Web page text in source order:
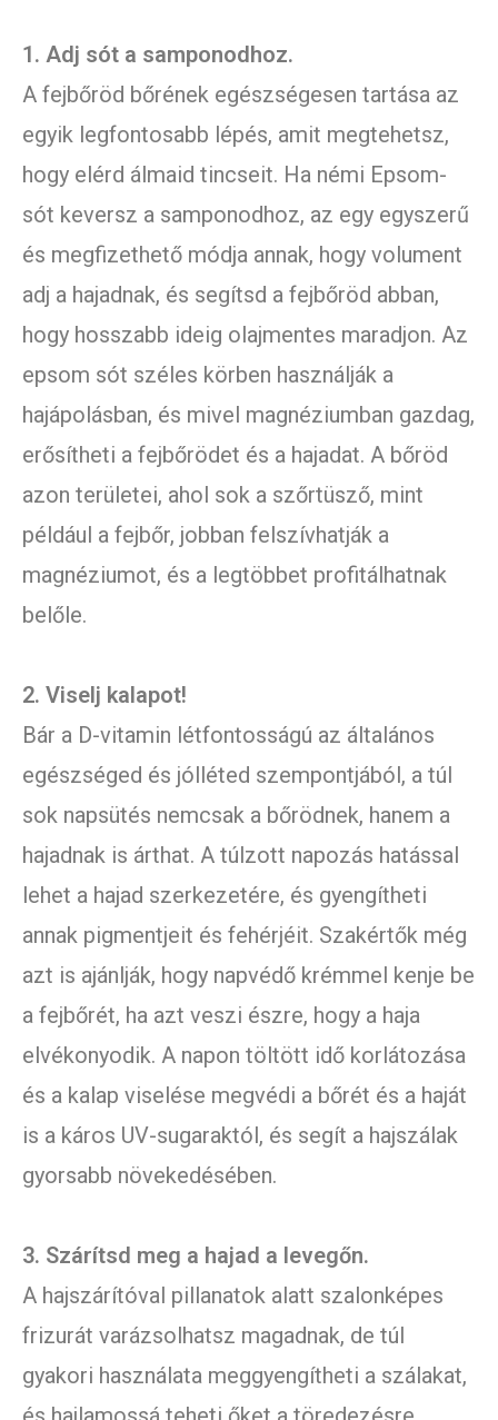
1. Adj sót a samponodhoz.
A fejbőröd bőrének egészségesen tartása az
egyik legfontosabb lépés, amit megtehetsz,
hogy elérd álmaid tincseit. Ha némi Epsom-
sót keversz a samponodhoz, az egy egyszerű
és megfizethető módja annak, hogy volument
adj a hajadnak, és segítsd a fejbőröd abban,
hogy hosszabb ideig olajmentes maradjon. Az
epsom sót széles körben használják a
hajápolásban, és mivel magnéziumban gazdag,
erősítheti a fejbőrödet és a hajadat. A bőröd
azon területei, ahol sok a szőrtüsző, mint
például a fejbőr, jobban felszívhatják a
magnéziumot, és a legtöbbet profitálhatnak
belőle.
2. Viselj kalapot!
Bár a D-vitamin létfontosságú az általános
egészséged és jólléted szempontjából, a túl
sok napsütés nemcsak a bőrödnek, hanem a
hajadnak is árthat. A túlzott napozás hatással
lehet a hajad szerkezetére, és gyengítheti
annak pigmentjeit és fehérjéit. Szakértők még
azt is ajánlják, hogy napvédő krémmel kenje be
a fejbőrét, ha azt veszi észre, hogy a haja
elvékonyodik. A napon töltött idő korlátozása
és a kalap viselése megvédi a bőrét és a haját
is a káros UV-sugaraktól, és segít a hajszálak
gyorsabb növekedésében.
3. Szárítsd meg a hajad a levegőn.
A hajszárítóval pillanatok alatt szalonképes
frizurát varázsolhatsz magadnak, de túl
gyakori használata meggyengítheti a szálakat,